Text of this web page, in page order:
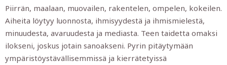
Piirrän, maalaan, muovailen, rakentelen, ompelen, kokeilen.
Aiheita löytyy luonnosta, ihmisyydestä ja ihmismielestä,
minuudesta, avaruudesta ja mediasta. Teen taidetta omaksi
ilokseni, joskus jotain sanoakseni. Pyrin pitäytymään
ympäristöystävällisemmissä ja kierrätetyissä